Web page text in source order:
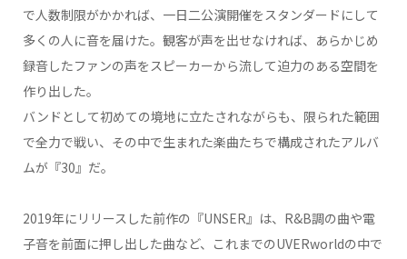
で人数制限がかかれば、一日二公演開催をスタンダードにして
多くの人に音を届けた。観客が声を出せなければ、あらかじめ
録音したファンの声をスピーカーから流して迫力のある空間を
作り出した。
バンドとして初めての境地に立たされながらも、限られた範囲
で全力で戦い、その中で生まれた楽曲たちで構成されたアルバ
ムが『30』だ。
2019年にリリースした前作の『UNSER』は、R&B調の曲や電
子音を前面に押し出した曲など、これまでのUVERworldの中で